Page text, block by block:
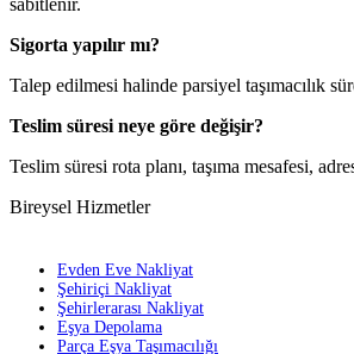
Sigorta yapılır mı?
Talep edilmesi halinde parsiyel taşımacılık
Teslim süresi neye göre değişir?
Teslim süresi rota planı, taşıma mesafesi,
Bireysel Hizmetler
Evden Eve Nakliyat
Şehiriçi Nakliyat
Şehirlerarası Nakliyat
Eşya Depolama
Parça Eşya Taşımacılığı